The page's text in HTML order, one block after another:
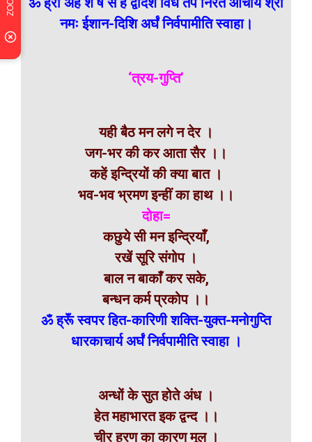
नमः ईशान-दिशि अर्घं निर्वपामीति स्वाहा।
‘त्रय-गुप्ति’
यही बैठ मन लगे न देर ।
जग-भर की कर आता सैर ।।
कहें इन्द्रियों की क्या बात ।
भव-भव भ्रमण इन्हीं का हाथ ।।
दोहा=
कछुये सी मन इन्द्रियाँ,
रखें सूरि संगोप ।
बाल न बाकाँ कर सके,
बन्धन कर्म प्रकोप ।।
ॐ ह्रूॅं स्वपर हित-कारिणी शक्ति-युक्त-मनोगुप्ति
धारकाचार्य अर्घं निर्वपामीति स्वाहा ।
अन्धों के सुत होते अंध ।
हेत महाभारत इक द्वन्द ।।
चीर हरण का कारण मूल ।